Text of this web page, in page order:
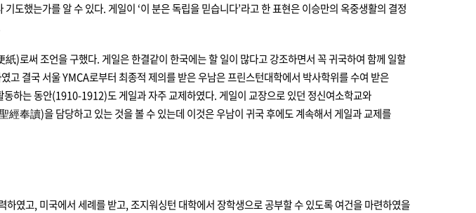
도했는가를 알 수 있다. 게일이 ‘이 분은 독립을 믿습니다’라고 한 표현은 이승만의 옥중생활의 결정
紙)로써 조언을 구했다. 게일은 한결같이 한국에는 할 일이 많다고 강조하면서 꼭 귀국하여 함께 일할
결국 서울 YMCA로부터 최종적 제의를 받은 우남은 프린스턴대학에서 박사학위를 수여 받은
하는 동안(1910-1912)도 게일과 자주 교제하였다. 게일이 교장으로 있던 정신여소학교와
奉讀)을 담당하고 있는 것을 볼 수 있는데 이것은 우남이 귀국 후에도 계속해서 게일과 교제를
였고, 미국에서 세례를 받고, 조지워싱턴 대학에서 장학생으로 공부할 수 있도록 여건을 마련하였을